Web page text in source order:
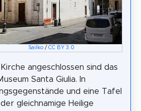
Sailko /CC BY 3.0
angeschlossen sind das
Santa Giulia. In
und eine Tafel
gleichnamige Heilige